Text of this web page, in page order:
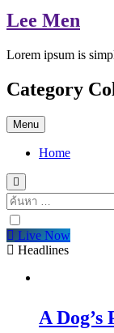
Lee Men
Lorem ipsum is
Category
Menu
Home
ค้นหา
สำหรับ:
Live Now
Headlines
A